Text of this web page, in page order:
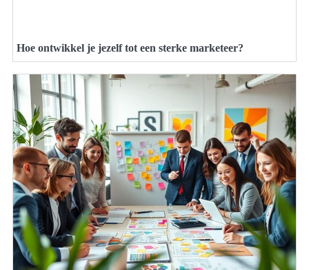
Hoe ontwikkel je jezelf tot een sterke marketeer?